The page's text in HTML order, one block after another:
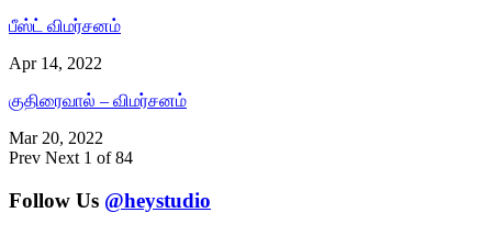
பீஸ்ட் விமர்சனம்
Apr 14, 2022
குதிரைவால் – விமர்சனம்
Mar 20, 2022
Prev Next 1 of 84
Follow Us @heystudio